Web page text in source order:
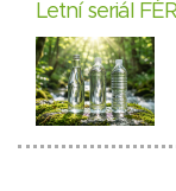
Letní seriál